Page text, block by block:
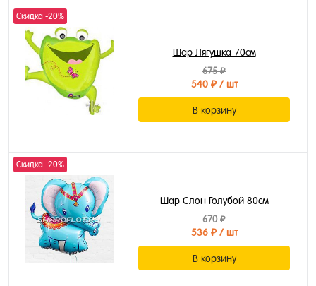
Скидка -20%
Шар Лягушка 70см
675 ₽
540 ₽/ шт
В корзину
Скидка -20%
Шар Слон Голубой 80см
670 ₽
536 ₽/ шт
В корзину